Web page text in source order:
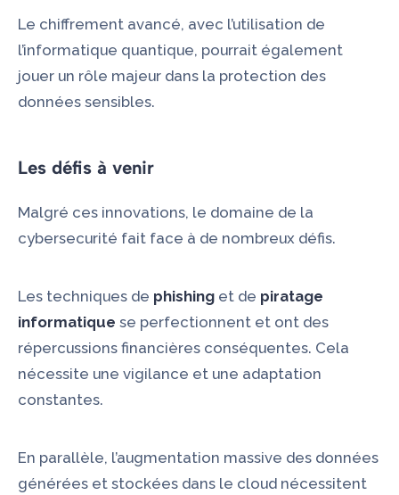
Le chiffrement avancé, avec l’utilisation de
l’informatique quantique, pourrait également
jouer un rôle majeur dans la protection des
données sensibles.
Les défis à venir
Malgré ces innovations, le domaine de la
cybersecurité fait face à de nombreux défis.
Les techniques de phishing et de piratage
informatique se perfectionnent et ont des
répercussions financières conséquentes. Cela
nécessite une vigilance et une adaptation
constantes.
En parallèle, l’augmentation massive des données
générées et stockées dans le cloud nécessitent